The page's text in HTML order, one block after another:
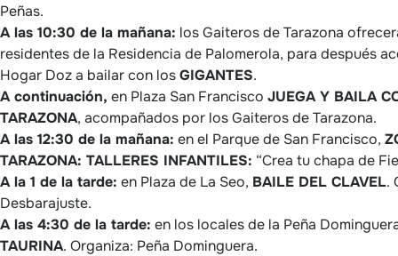
Peñas.
A las 10:30 de la mañana: los Gaiteros de Tarazona
residentes de la Residencia de Palomerola, para después
Hogar Doz a bailar con losGIGANTES.
A continuación, en Plaza San Francisco JUEGA Y BAILA
TARAZONA, acompañados por los Gaiteros de Tarazona.
A las 12:30 de la mañana: en el Parque de San Francisco,
TARAZONA: TALLERES INFANTILES: “Crea tu chapa de
A la 1 de la tarde: en Plaza de La Seo, BAILE DEL CLAVEL.
Desbarajuste.
A las 4:30 de la tarde: en los locales de la Peña
TAURINA. Organiza: Peña Dominguera.